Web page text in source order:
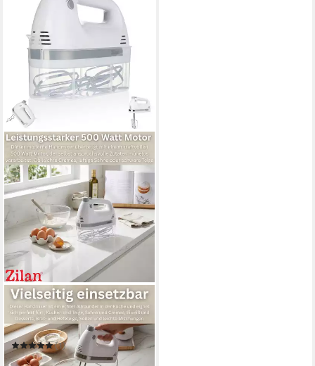
ZILAN
Handmixer ZLN-2945
5 Leistungsstufen
(1)
24,90 € UVP39,90 €